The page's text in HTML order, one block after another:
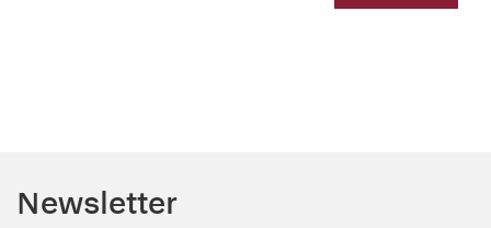
Newsletter